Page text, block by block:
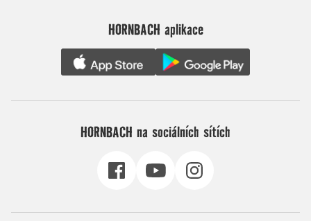
HORNBACH aplikace
HORNBACH na sociálních sítích